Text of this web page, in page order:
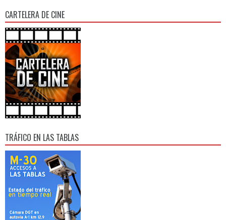
CARTELERA DE CINE
TRÁFICO EN LAS TABLAS